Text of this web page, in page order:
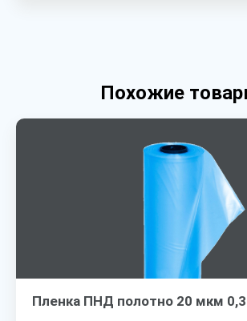
Похожие
Пленка ПНД полотно 20 мкм